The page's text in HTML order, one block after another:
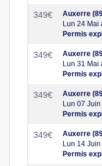
349€
Auxerre
Lun 24 Mai
Permis
349€
Auxerre
Lun 31 Mai
Permis
349€
Auxerre
Lun 07
Permis
349€
Auxerre
Lun 14
Permis